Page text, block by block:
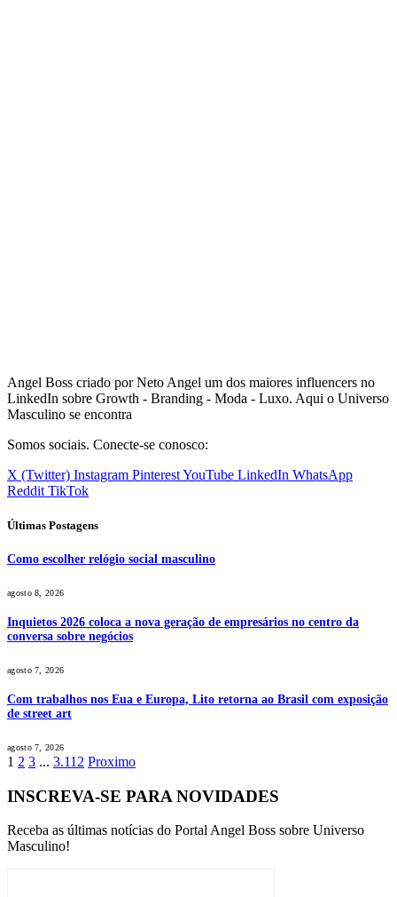
Angel Boss criado por Neto Angel um dos maiores influencers no
LinkedIn sobre Growth - Branding - Moda - Luxo. Aqui o Universo
Masculino se encontra
Somos sociais. Conecte-se conosco:
X (Twitter) Instagram PinterestYouTube LinkedIn WhatsApp
Reddit TikTok
Últimas Postagens
Como escolher relógio social masculino
agosto 8, 2026
Inquietos 2026 coloca a nova geração de empresários no centro da
conversa sobre negócios
agosto 7, 2026
Com trabalhos nos Eua e Europa, Lito retorna ao Brasil com exposição
de street art
agosto 7, 2026
1 2 3 ... 3.112 Proximo
INSCREVA-SE PARA NOVIDADES
Receba as últimas notícias do Portal Angel Boss sobre Universo
Masculino!